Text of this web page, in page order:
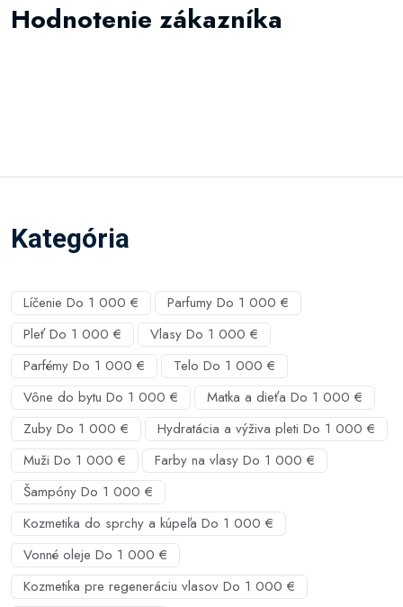
Hodnotenie zákazníka
Kategória
Líčenie Do 1 000 €
Parfumy Do 1 000 €
Pleť Do 1 000 €
Vlasy Do 1 000 €
Parfémy Do 1 000 €
Telo Do 1 000 €
Vône do bytu Do 1 000 €
Matka a dieťa Do 1 000 €
Zuby Do 1 000 €
Hydratácia a výživa pleti Do 1 000 €
Muži Do 1 000 €
Farby na vlasy Do 1 000 €
Šampóny Do 1 000 €
Kozmetika do sprchy a kúpeľa Do 1 000 €
Vonné oleje Do 1 000 €
Kozmetika pre regeneráciu vlasov Do 1 000 €